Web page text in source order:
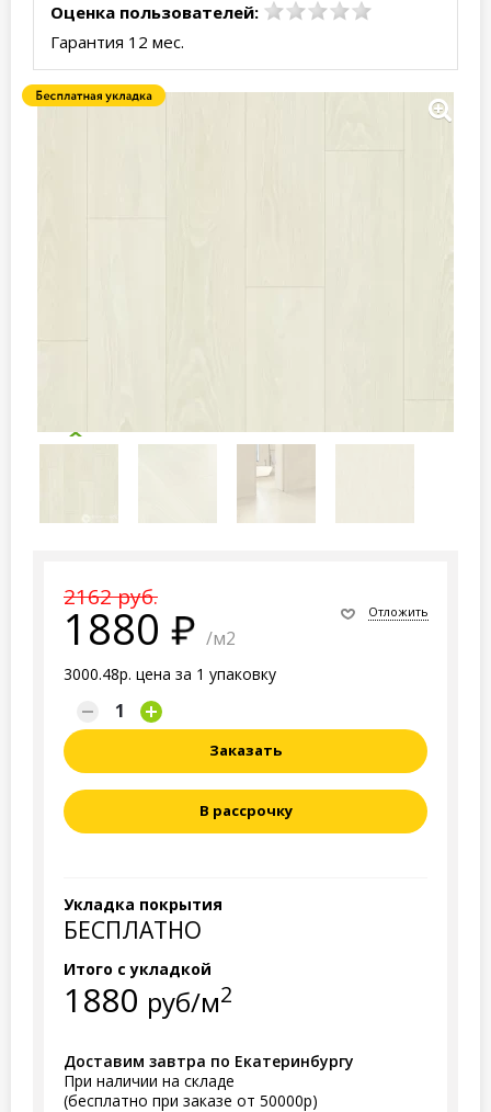
Оценка пользователей:
Гарантия 12 мес.
2162 руб.
1880 /м2
3000.48р. цена за 1 упаковку
Отложить
Заказать
В рассрочку
Укладка покрытия
БЕСПЛАТНО
Итого с укладкой
1880 руб/м2
Доставим завтра по Екатеринбургу
При наличии на складе
(бесплатно при заказе от 50000р)